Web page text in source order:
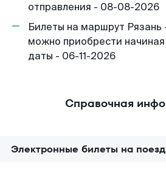
отправления - 08-08-2026
Билеты на маршрут Рязань
можно приобрести
даты - 06-11-2026
Справочная
Электронные билеты на